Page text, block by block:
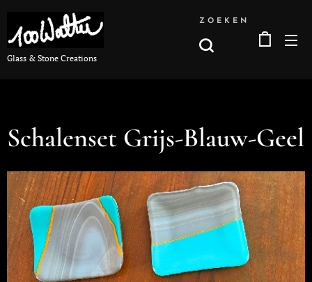
Glass & Stone Creations
ZOEKEN
Schalenset Grijs-Blauw-Geel